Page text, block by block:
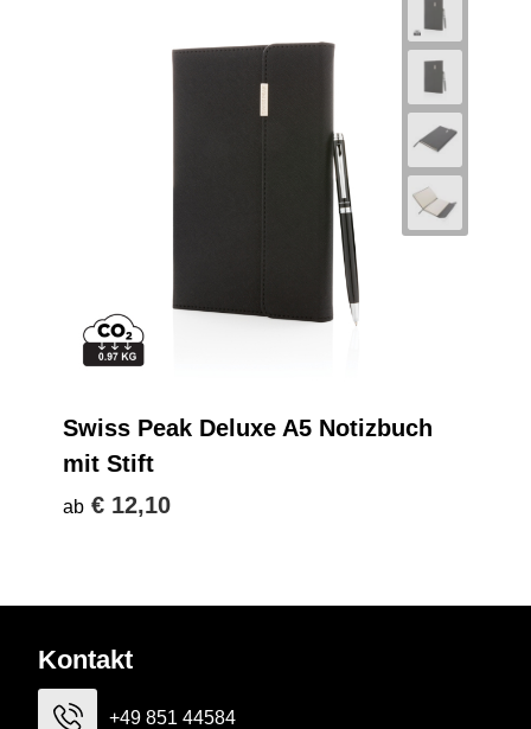
Swiss Peak Deluxe A5 Notizbuch
mit Stift
ab € 12,10
Kontakt
+49 851 44584